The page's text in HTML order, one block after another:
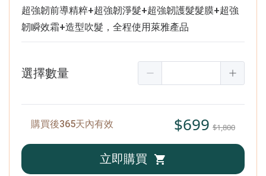
超強韌前導精粹+超強韌淨髮+超強韌護髮髮膜+超強
韌瞬效霜+造型吹髮，全程使用萊雅產品
選擇數量
購買後365天內有效 $699 $1,800
立即購買